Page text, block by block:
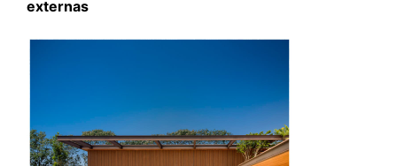
externas